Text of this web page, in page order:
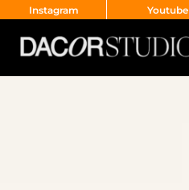
Instagram Youtube